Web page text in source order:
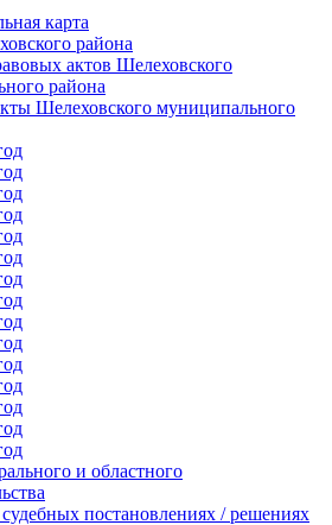
карта
района
актов Шелеховского
района
Шелеховского муниципального
и областного
постановлениях / решениях